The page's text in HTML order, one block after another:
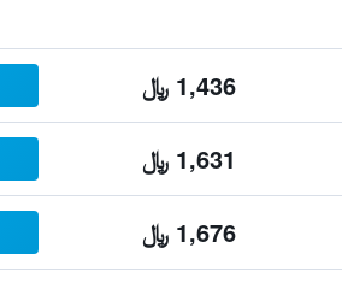
1,436 ﷼
1,631 ﷼
1,676 ﷼